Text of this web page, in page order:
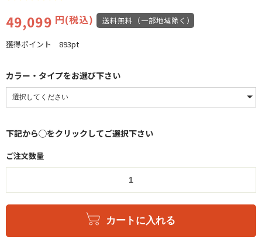
rating
49,099 円(税込) 送料無料（一部地域除く）
獲得ポイント 893pt
カラー・タイプをお選び下さい
下記から◯をクリックしてご選択下さい
ご注文数量
カートに入れる